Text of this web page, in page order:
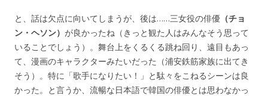
と、話は欠点に向いてしまうが、後は……三女役の俳優 （チョ
ン・ヘソン） が良かったね（きっと観た人はみんなそう思って
いることでしょう）。舞台上をくるくる跳ね回り、遠目もあっ
て、漫画のキャラクターみたいだった（浦安鉄筋家族に出てき
そう）。特に「歌手になりたい！」と駄々をこねるシーンは良
かった。と言うか、流暢な日本語で韓国の俳優とは思わなかっ